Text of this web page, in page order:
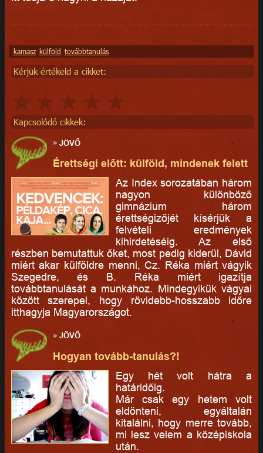
kamasz külföld továbbtanulás
Kérjük értékeld a cikket:
Kapcsolódó cikkek:
»JÖVŐ
Érettségi előtt: külföld, mindenek felett
Az Index sorozatában három
nagyon különböző
gimnázium három
érettségizőjét kísérjük a
felvételi eredmények
kihirdetéséig. Az első
részben bemutattuk őket, most pedig kiderül, Dávid
miért akar külföldre menni, Cz. Réka miért vágyik
Szegedre, és B. Réka miért igazítja
továbbtanulását a munkához. Mindegyikük vágyai
között szerepel, hogy rövidebb-hosszabb időre
itthagyja Magyarországot.
»JÖVŐ
Hogyan tovább-tanulás?!
Egy hét volt hátra a
határidőig.
Már csak egy hetem volt
eldönteni, egyáltalán
kitalálni, hogy merre tovább,
mi lesz velem a középiskola
után.